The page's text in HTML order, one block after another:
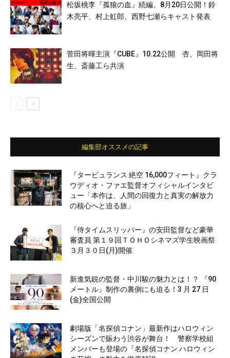
松坂桃李『孤狼の血』続編、8月20日公開！鈴
木亮平、村上虹郎、西野七瀬らキャスト発表
菅田将暉主演『CUBE』10.22公開 杏、岡田将
生、斎藤工ら共演
編集部オススメの記事
『タービュランス 絶空 16,000フィート』クラ
ウディオ・ファエ監督オフィシャルインタビ
ュー「本作は、人間の回復力と真実の解放力
の核心へと迫る旅」
『侍タイムスリッパー』の安田監督など豪華
審査員 第１９回ＴＯＨＯシネマズ学生映画祭
３月３０日(月)開催
新進気鋭の監督・中川駿の魅力とは！？ 『90
メートル』制作の裏側にも迫る！3 月 27 日
(金)全国公開
劇場版「名探偵コナン」最新作はハロウィン
シーズンで賑わう渋谷が舞台！ 警察学校組
メンバーも登場の『名探偵コナン ハロウィン